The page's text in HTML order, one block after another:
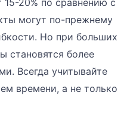
20% по сравнению с
могут по-прежнему
Но при больших
становятся более
Всегда учитывайте
времени, а не только